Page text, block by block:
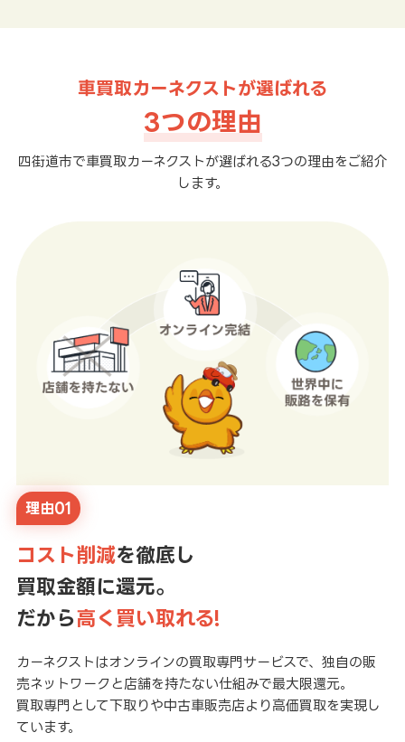
車買取カーネクストが選ばれる
3つの理由
四街道市で車買取カーネクストが選ばれる3つの理由をご紹介
します。
理由01
コスト削減を徹底し
買取金額に還元。
だから高く買い取れる!
カーネクストはオンラインの買取専門サービスで、独自の販
売ネットワークと店舗を持たない仕組みで最大限還元。
買取専門として下取りや中古車販売店より高価買取を実現し
ています。